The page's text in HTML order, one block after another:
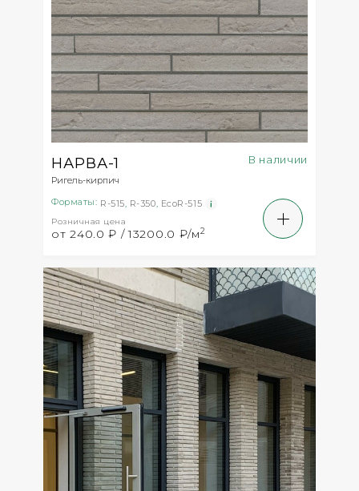
НАРВА-1
Ригель-кирпич
В наличии
Форматы: R-515, R-350, EcoR-515
Розничная цена
от 240.0 ₽ / 13200.0 ₽/м2